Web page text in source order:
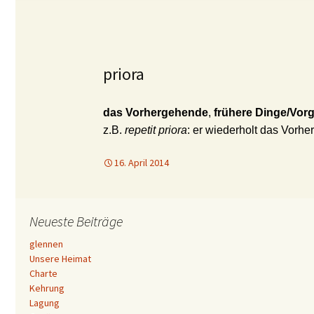
priora
das Vorhergehende, frühere Dinge/
z.B. repetit priora: er wiederholt das
16. April 2014
Neueste Beiträge
glennen
Unsere Heimat
Charte
Kehrung
Lagung